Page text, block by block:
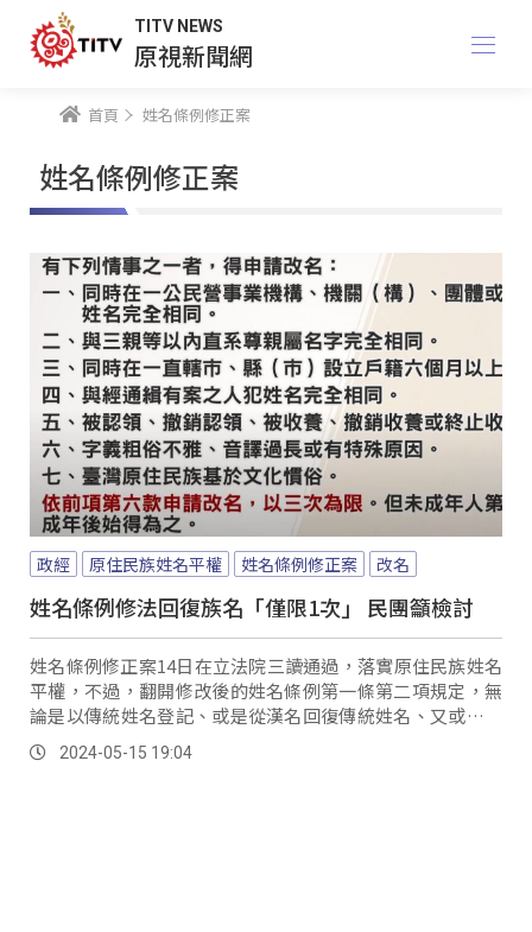
TITV NEWS
原視新聞網
首頁 姓名條例修正案
姓名條例修正案
政經 原住民族姓名平權 姓名條例修正案 改名
姓名條例修法回復族名「僅限1次」 民團籲檢討
姓名條例修正案14日在立法院三讀通過，落實原住民族姓名
平權，不過，翻開修改後的姓名條例第一條第二項規定，無
論是以傳統姓名登記、或是從漢名回復傳統姓名、又或是從
傳統姓氏回復成漢名，得以申請回復，都只有一次的機會，
但是相較第九條改名規定，包括公營事業同名的情況、或文
2024-05-15 19:04